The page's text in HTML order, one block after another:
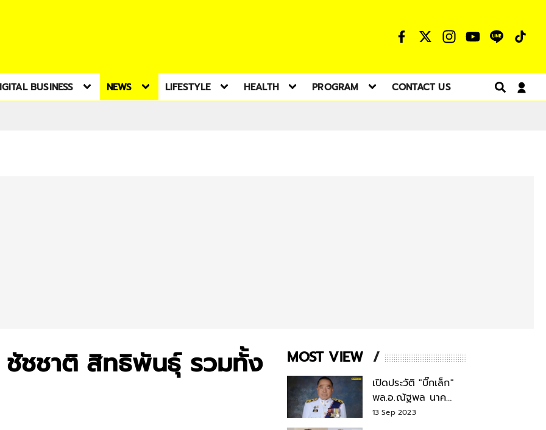
BUSINESS NEWS LIFESTYLE HEALTH PROGRAM CONTACT US
ชชาติ สิทธิพันธุ์ รวมทั้ง MOST VIEW
เปิดประวัติ "บิ๊กเล็ก"
พล.อ.ณัฐพล นาค
พาณิชย์ จากเลขาฯ
สมช.-เลขาฯ
13 Sep 2023